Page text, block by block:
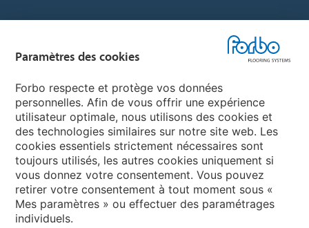
My Forbo
LEXIQUE
PLAN DU SITE
Paramètres des cookies
Forbo respecte et protège vos données
personnelles. Afin de vous offrir une expérience
utilisateur optimale, nous utilisons des cookies et
des technologies similaires sur notre site web. Les
cookies essentiels strictement nécessaires sont
toujours utilisés, les autres cookies uniquement si
vous donnez votre consentement. Vous pouvez
retirer votre consentement à tout moment sous «
Mes paramètres » ou effectuer des paramétrages
individuels.